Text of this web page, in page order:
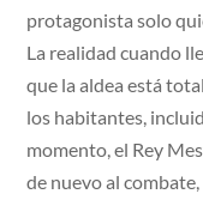
protagonista solo
La realidad cuando
que la aldea está
los habitantes,
momento, el Rey
de nuevo al